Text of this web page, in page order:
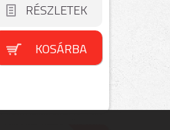
RÉSZLETEK
KOSÁRBA